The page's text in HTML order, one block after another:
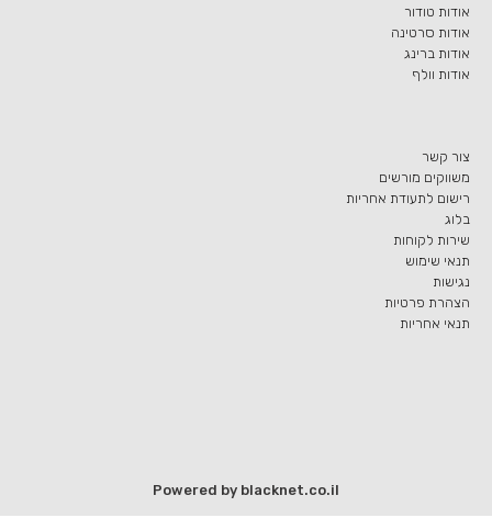
אודות טודור
אודות סרטינה
אודות ברינג
אודות וולף
צור קשר
משווקים מורשים
רישום לתעודת אחריות
בלוג
שירות לקוחות
תנאי שימוש
נגישות
הצהרת פרטיות
תנאי אחריות
Powered by blacknet.co.il